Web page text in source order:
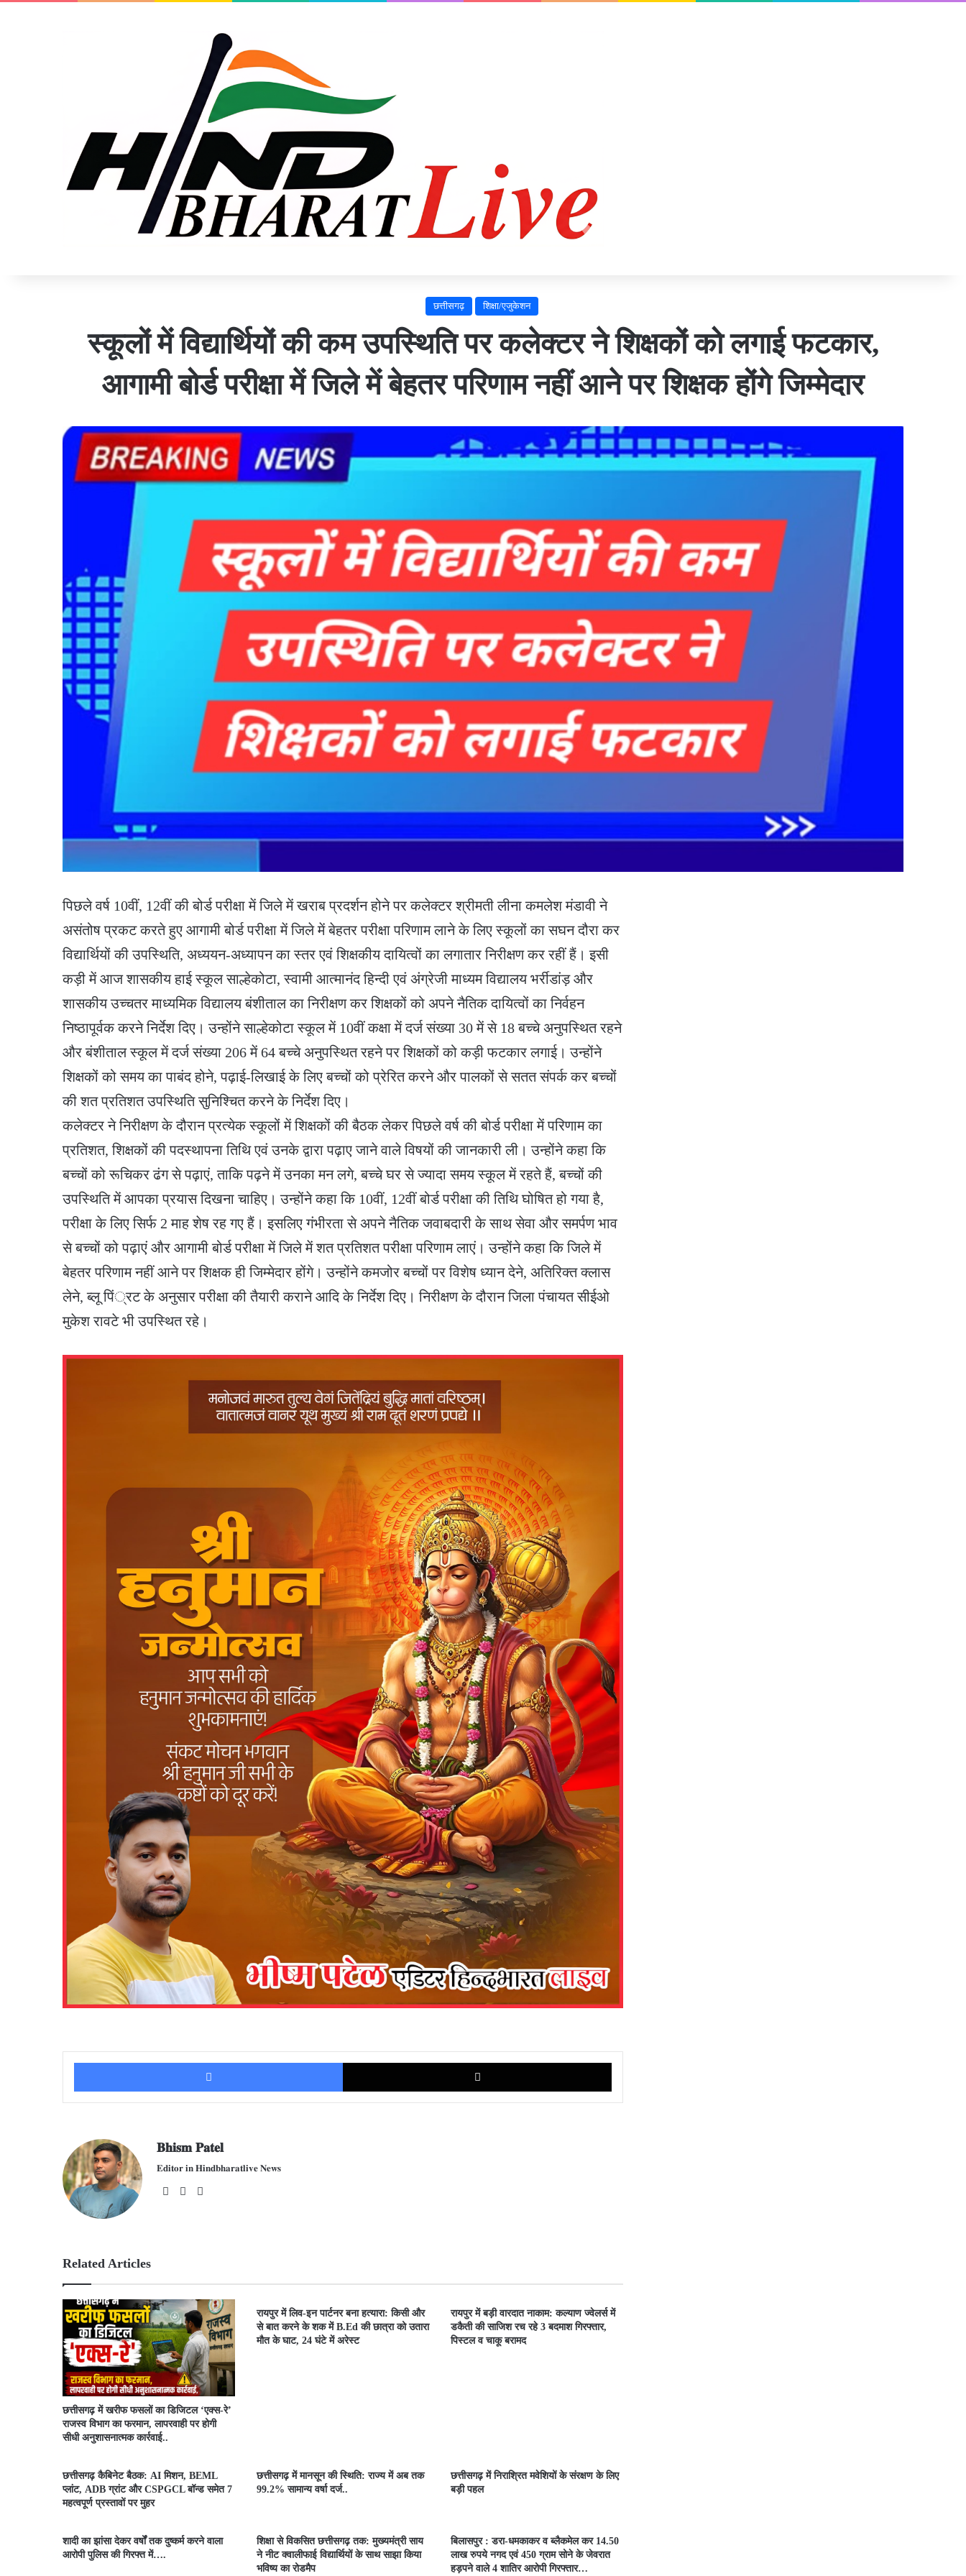
छत्तीसगढ़ शिक्षा/एजुकेशन
स्कूलों में विद्यार्थियों की कम उपस्थिति पर कलेक्टर ने शिक्षकों को लगाई फटकार,
आगामी बोर्ड परीक्षा में जिले में बेहतर परिणाम नहीं आने पर शिक्षक होंगे जिम्मेदार
पिछले वर्ष 10वीं, 12वीं की बोर्ड परीक्षा में जिले में खराब प्रदर्शन होने पर कलेक्टर श्रीमती लीना कमलेश मंडावी ने
असंतोष प्रकट करते हुए आगामी बोर्ड परीक्षा में जिले में बेहतर परीक्षा परिणाम लाने के लिए स्कूलों का सघन दौरा कर
विद्यार्थियों की उपस्थिति, अध्ययन-अध्यापन का स्तर एवं शिक्षकीय दायित्वों का लगातार निरीक्षण कर रहीं हैं। इसी
कड़ी में आज शासकीय हाई स्कूल साल्हेकोटा, स्वामी आत्मानंद हिन्दी एवं अंग्रेजी माध्यम विद्यालय भर्रीडांड़ और
शासकीय उच्चतर माध्यमिक विद्यालय बंशीताल का निरीक्षण कर शिक्षकों को अपने नैतिक दायित्वों का निर्वहन
निष्ठापूर्वक करने निर्देश दिए। उन्होंने साल्हेकोटा स्कूल में 10वीं कक्षा में दर्ज संख्या 30 में से 18 बच्चे अनुपस्थित रहने
और बंशीताल स्कूल में दर्ज संख्या 206 में 64 बच्चे अनुपस्थित रहने पर शिक्षकों को कड़ी फटकार लगाई। उन्होंने
शिक्षकों को समय का पाबंद होने, पढ़ाई-लिखाई के लिए बच्चों को प्रेरित करने और पालकों से सतत संपर्क कर बच्चों
की शत प्रतिशत उपस्थिति सुनिश्चित करने के निर्देश दिए।
कलेक्टर ने निरीक्षण के दौरान प्रत्येक स्कूलों में शिक्षकों की बैठक लेकर पिछले वर्ष की बोर्ड परीक्षा में परिणाम का
प्रतिशत, शिक्षकों की पदस्थापना तिथि एवं उनके द्वारा पढ़ाए जाने वाले विषयों की जानकारी ली। उन्होंने कहा कि
बच्चों को रूचिकर ढंग से पढ़ाएं, ताकि पढ़ने में उनका मन लगे, बच्चे घर से ज्यादा समय स्कूल में रहते हैं, बच्चों की
उपस्थिति में आपका प्रयास दिखना चाहिए। उन्होंने कहा कि 10वीं, 12वीं बोर्ड परीक्षा की तिथि घोषित हो गया है,
परीक्षा के लिए सिर्फ 2 माह शेष रह गए हैं। इसलिए गंभीरता से अपने नैतिक जवाबदारी के साथ सेवा और समर्पण भाव
से बच्चों को पढ़ाएं और आगामी बोर्ड परीक्षा में जिले में शत प्रतिशत परीक्षा परिणाम लाएं। उन्होंने कहा कि जिले में
बेहतर परिणाम नहीं आने पर शिक्षक ही जिम्मेदार होंगे। उन्होंने कमजोर बच्चों पर विशेष ध्यान देने, अतिरिक्त क्लास
लेने, ब्लू पिं्रट के अनुसार परीक्षा की तैयारी कराने आदि के निर्देश दिए। निरीक्षण के दौरान जिला पंचायत सीईओ
मुकेश रावटे भी उपस्थित रहे।
Facebook
𝐁𝐡𝐢𝐬𝐦 𝐏𝐚𝐭𝐞𝐥
𝐄𝐝𝐢𝐭𝐨𝐫 𝐢𝐧 𝐇𝐢𝐧𝐝𝐛𝐡𝐚𝐫𝐚𝐭𝐥𝐢𝐯𝐞 𝐍𝐞𝐰𝐬
We
Fac
Related Articles
​छत्तीसगढ़ में खरीफ फसलों का डिजिटल ‘एक्स-रे’
राजस्व विभाग का फरमान, लापरवाही पर होगी
सीधी अनुशासनात्मक कार्रवाई..
रायपुर में लिव-इन पार्टनर बना हत्यारा: किसी और
से बात करने के शक में B.Ed की छात्रा को उतारा
मौत के घाट, 24 घंटे में अरेस्ट
रायपुर में बड़ी वारदात नाकाम: कल्याण ज्वेलर्स में
डकैती की साजिश रच रहे 3 बदमाश गिरफ्तार,
पिस्टल व चाकू बरामद
छत्तीसगढ़ कैबिनेट बैठक: AI मिशन, BEML
प्लांट, ADB ग्रांट और CSPGCL बॉन्ड समेत 7
महत्वपूर्ण प्रस्तावों पर मुहर
छत्तीसगढ़ में मानसून की स्थिति: राज्य में अब तक
99.2% सामान्य वर्षा दर्ज..
छत्तीसगढ़ में निराश्रित मवेशियों के संरक्षण के लिए
बड़ी पहल
शादी का झांसा देकर वर्षों तक दुष्कर्म करने वाला
आरोपी पुलिस की गिरफ्त में….
शिक्षा से विकसित छत्तीसगढ़ तक: मुख्यमंत्री साय
ने नीट क्वालीफाई विद्यार्थियों के साथ साझा किया
भविष्य का रोडमैप
बिलासपुर : डरा-धमकाकर व ब्लैकमेल कर 14.50
लाख रुपये नगद एवं 450 ग्राम सोने के जेवरात
हड़पने वाले 4 शातिर आरोपी गिरफ्तार…